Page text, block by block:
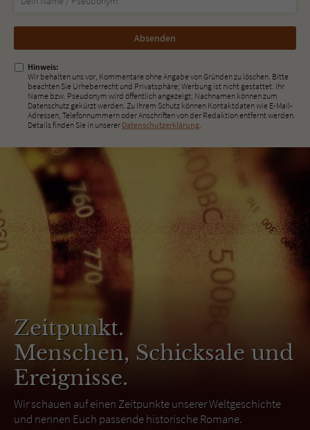
Nicht
ausfüllen!
Hinweis:
Wir behalten uns vor, Kommentare ohne Angabe von Gründen zu löschen. Bitte
beachten Sie Urheberrecht und Privatsphäre; Werbung ist nicht gestattet. Ihr
Name bzw. Pseudonym wird öffentlich angezeigt; Nachnamen können zum
Datenschutz gekürzt werden. Zu Ihrem Schutz können Kontaktdaten wie E-Mail-
Adressen, Telefonnummern oder Anschriften von der Redaktion entfernt werden.
Details finden Sie in unserer Datenschutzerklärung
Zeitpunkt.
Menschen, Schicksale und
Ereignisse.
Wir schauen auf einen Zeitpunkte unserer Weltgeschichte
und nennen Euch passende historische Romane.